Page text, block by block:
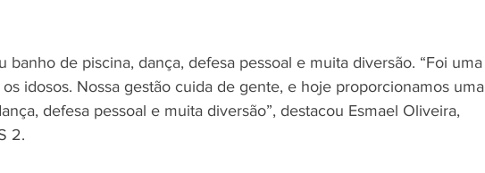
banho de piscina, dança, defesa pessoal e muita diversão. “Foi uma
idosos. Nossa gestão cuida de gente, e hoje proporcionamos uma
defesa pessoal e muita diversão”, destacou Esmael Oliveira,
2.